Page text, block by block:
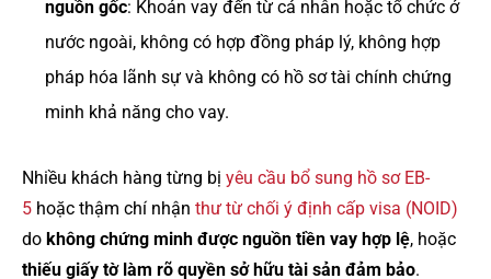
nguồn gốc: Khoản vay đến từ cá nhân hoặc tổ chức ở
nước ngoài, không có hợp đồng pháp lý, không hợp
pháp hóa lãnh sự và không có hồ sơ tài chính chứng
minh khả năng cho vay.
Nhiều khách hàng từng bị yêu cầu bổ sung hồ sơ EB-
5 hoặc thậm chí nhận thư từ chối ý định cấp visa (NOID)
do không chứng minh được nguồn tiền vay hợp lệ, hoặc
thiếu giấy tờ làm rõ quyền sở hữu tài sản đảm bảo.